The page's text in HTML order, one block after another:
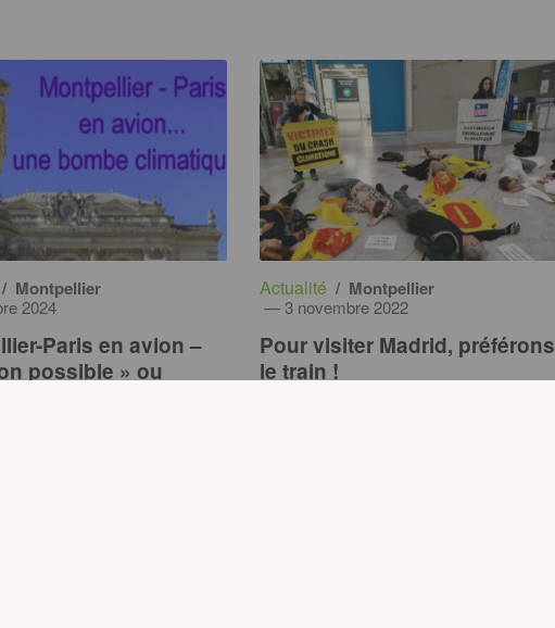
Montpellier
2024
Paris en avion –
possible » ou
Actualité / Montpellier
— 3 novembre 2022
Pour visiter Madrid, préférons
le train !